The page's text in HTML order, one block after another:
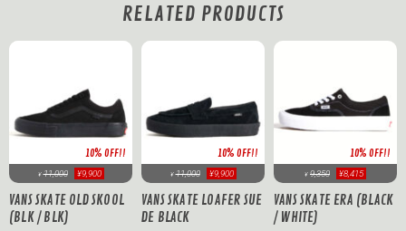
RELATED PRODUCTS
10% OFF!!
¥ 11,000 ¥9,900
VANS SKATE OLD SKOOL
(BLK / BLK)
10% OFF!!
¥ 11,000 ¥9,900
VANS SKATE LOAFER SUE
DE BLACK
10% OFF!!
¥ 9,350 ¥8,415
VANS SKATE ERA (BLACK
/ WHITE)